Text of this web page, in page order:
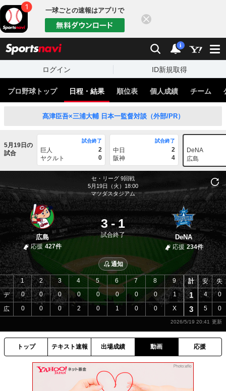
一球ごとの速報はアプリで
検索 通知
i
ログイン ID新規取得
プロ野球トップ 日程・結果 順位表 個人成績 チーム
髙津臣吾×三浦大輔 日本一監督対談（外部/PR）
5月19日の
試合
試合終了
巨人
2
ヤクルト
0
試合終了
中日
2
阪神
4
DeNA
広島
セ・リーグ 9回戦
5月19日（火）18:00
マツダスタジアム
広島
応援 427件
3 - 1
試合終了 DeNA
応援 234件
通知
デ
広
1 2 3 4 5 6 7 8
9
0
0 0 0 0 0 0 0
1
0
0 0 2 0 1 0 0 X
計 安 失
1 4 0
3 5 0
2026/5/19 20:41
トップ テキスト速報 出場成績 動画 応援